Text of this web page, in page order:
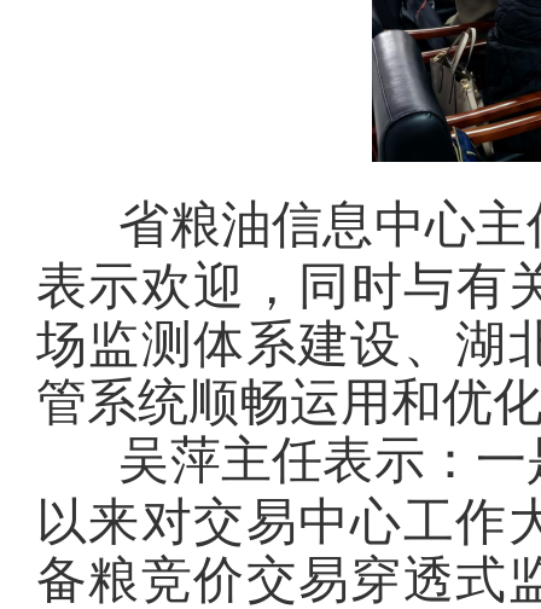
省粮油信息中心
表示欢迎，同时与有
场监测体系建设、湖
管系统顺畅运用和优
吴萍主任表示：
以来对交易中心工作
备粮竞价交易穿透式